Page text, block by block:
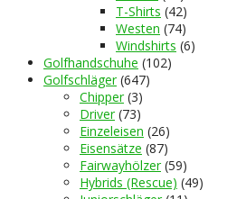
T-Shirts (42)
Westen (74)
Windshirts (6)
Golfhandschuhe (102)
Golfschläger (647)
Chipper (3)
Driver (73)
Einzeleisen (26)
Eisensätze (87)
Fairwayhölzer (59)
Hybrids (Rescue) (49)